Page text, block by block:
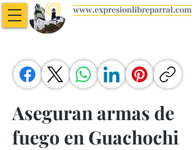
Aseguran armas de
fuego en Guachochi